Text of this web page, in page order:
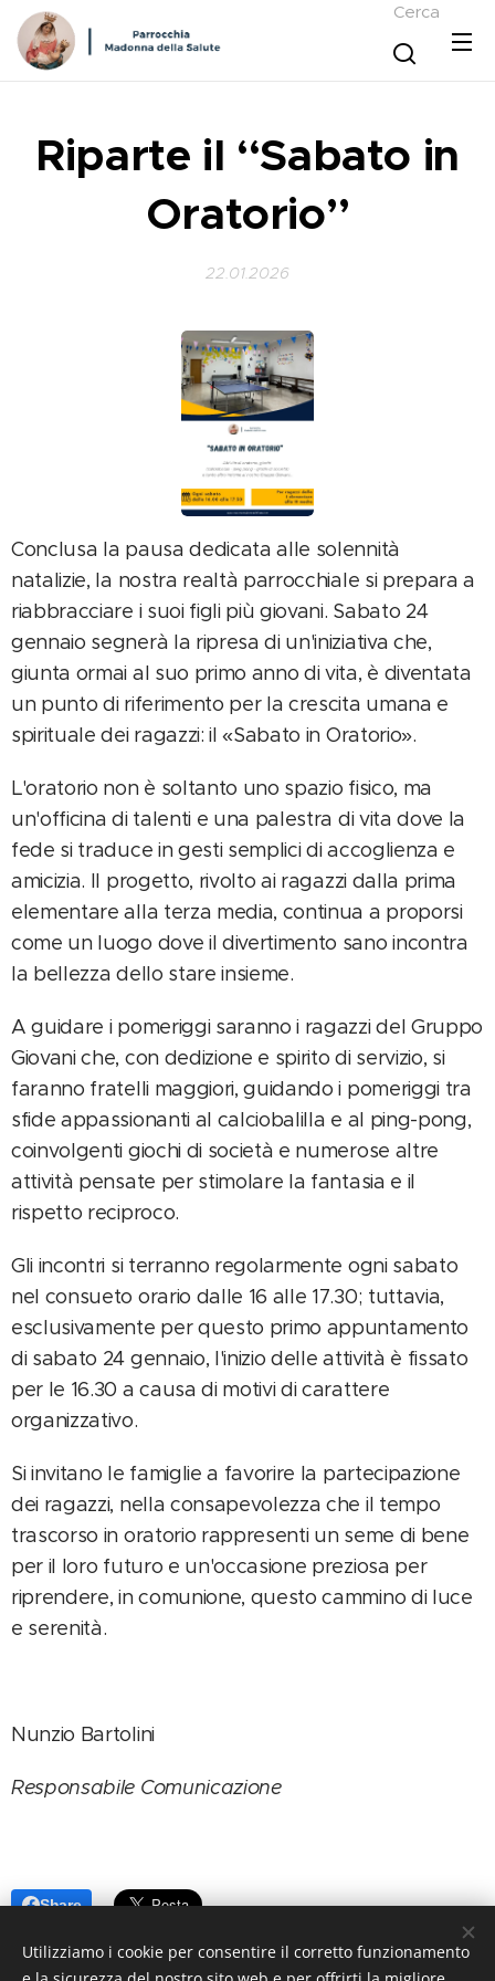
Cerca
Riparte il “Sabato in
Oratorio”
22.01.2026
Conclusa la pausa dedicata alle solennità
natalizie, la nostra realtà parrocchiale si prepara a
riabbracciare i suoi figli più giovani. Sabato 24
gennaio segnerà la ripresa di un'iniziativa che,
giunta ormai al suo primo anno di vita, è diventata
un punto di riferimento per la crescita umana e
spirituale dei ragazzi: il «Sabato in Oratorio».
L'oratorio non è soltanto uno spazio fisico, ma
un'officina di talenti e una palestra di vita dove la
fede si traduce in gesti semplici di accoglienza e
amicizia. Il progetto, rivolto ai ragazzi dalla prima
elementare alla terza media, continua a proporsi
come un luogo dove il divertimento sano incontra
la bellezza dello stare insieme.
A guidare i pomeriggi saranno i ragazzi del Gruppo
Giovani che, con dedizione e spirito di servizio, si
faranno fratelli maggiori, guidando i pomeriggi tra
sfide appassionanti al calciobalilla e al ping-pong,
coinvolgenti giochi di società e numerose altre
attività pensate per stimolare la fantasia e il
rispetto reciproco.
Gli incontri si terranno regolarmente ogni sabato
nel consueto orario dalle 16 alle 17.30; tuttavia,
esclusivamente per questo primo appuntamento
di sabato 24 gennaio, l'inizio delle attività è fissato
per le 16.30 a causa di motivi di carattere
organizzativo.
Si invitano le famiglie a favorire la partecipazione
dei ragazzi, nella consapevolezza che il tempo
trascorso in oratorio rappresenti un seme di bene
per il loro futuro e un'occasione preziosa per
riprendere, in comunione, questo cammino di luce
e serenità.
Nunzio Bartolini
Responsabile Comunicazione
Share
Utilizziamo i cookie per consentire il corretto funzionamento